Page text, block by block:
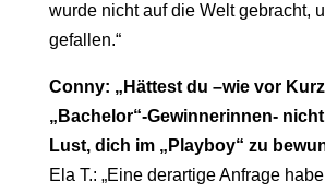
wurde nicht auf die Welt gebracht,
gefallen.“
Conny: „Hättest du –wie vor
„Bachelor“-Gewinnerinnen- nicht
Lust, dich im „Playboy“ zu
Ela T.: „Eine derartige Anfrage